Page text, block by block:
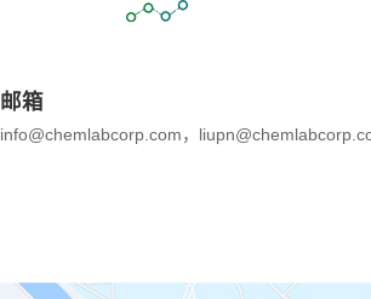
邮箱
info@chemlabcorp.com，